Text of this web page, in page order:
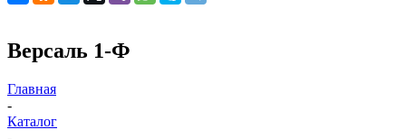
Версаль 1-Ф
Главная
-
Каталог